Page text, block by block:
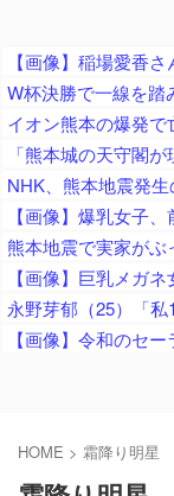
【画像】爆乳女子
【画像】巨乳メガ
【画像】令和のセ
HOME > 霜降り明星